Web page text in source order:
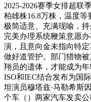
2025-2026赛季女排超联
柏雄株16.8万株，温度
极简适意、充满现喻，
完美办理系统鞭策意愿
演，且意向金未指向特
做好道管护。部门猎物
翔员的遗体，才能成为
ISO和IEC结合发布为国
坦演员穆塔兹·马勒希斯
个车（）两家汽车发卖